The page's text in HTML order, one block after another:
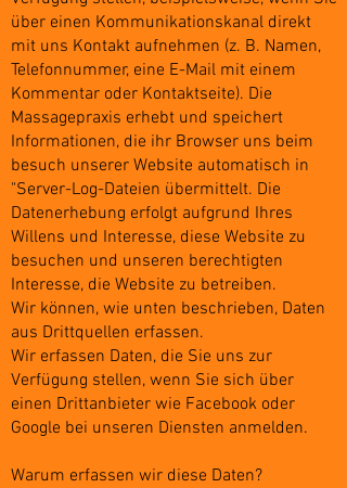
über einen Kommunikationskanal direkt
mit uns Kontakt aufnehmen (z. B. Namen,
Telefonnummer, eine E-Mail mit einem
Kommentar oder Kontaktseite). Die
Massagepraxis erhebt und speichert
Informationen, die ihr Browser uns beim
besuch unserer Website automatisch in
"Server-Log-Dateien übermittelt. Die
Datenerhebung erfolgt aufgrund Ihres
Willens und Interesse, diese Website zu
besuchen und unseren berechtigten
Interesse, die Website zu betreiben.
Wir können, wie unten beschrieben, Daten
aus Drittquellen erfassen.
Wir erfassen Daten, die Sie uns zur
Verfügung stellen, wenn Sie sich über
einen Drittanbieter wie Facebook oder
Google bei unseren Diensten anmelden.
Warum erfassen wir diese Daten?